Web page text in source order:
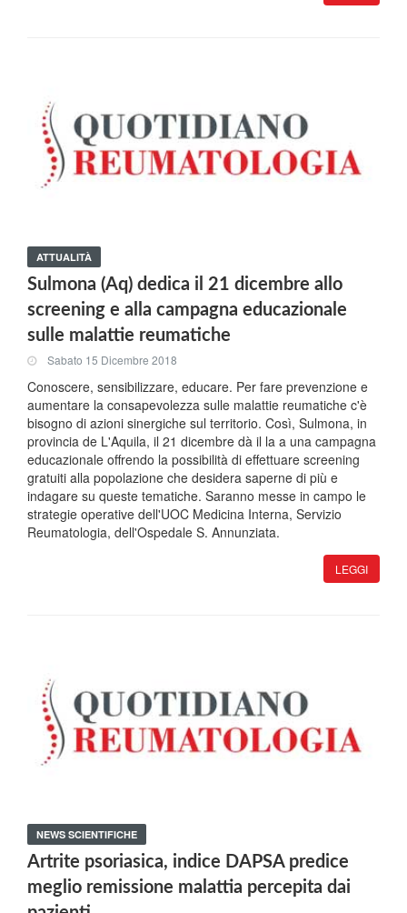
ATTUALITÀ
Sulmona (Aq) dedica il 21 dicembre allo
screening e alla campagna educazionale
sulle malattie reumatiche
Sabato 15 Dicembre 2018
Conoscere, sensibilizzare, educare. Per fare prevenzione e
aumentare la consapevolezza sulle malattie reumatiche c'è
bisogno di azioni sinergiche sul territorio. Così, Sulmona, in
provincia de L'Aquila, il 21 dicembre dà il la a una campagna
educazionale offrendo la possibilità di effettuare screening
gratuiti alla popolazione che desidera saperne di più e
indagare su queste tematiche. Saranno messe in campo le
strategie operative dell'UOC Medicina Interna, Servizio
Reumatologia, dell'Ospedale S. Annunziata.
LEGGI
NEWS SCIENTIFICHE
Artrite psoriasica, indice DAPSA predice
meglio remissione malattia percepita dai